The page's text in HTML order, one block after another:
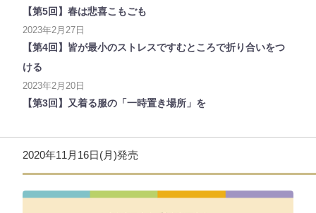
【第5回】春は悲喜こもごも
2023年2月27日
【第4回】皆が最小のストレスですむところで折り合いをつ
ける
2023年2月20日
【第3回】又着る服の「一時置き場所」を
2020年11月16日(月)発売